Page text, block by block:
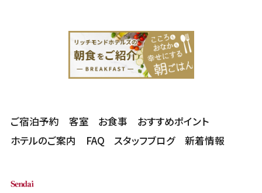
ご宿泊予約 客室 お食事
おすすめポイント
ホテルのご案内
FAQ スタッフブログ 新着情報